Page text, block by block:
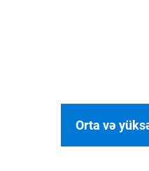
Orta və